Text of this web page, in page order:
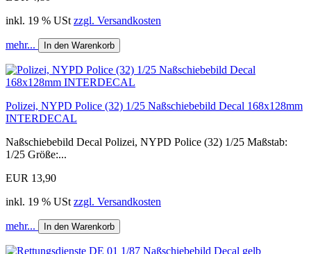
inkl. 19 % USt zzgl. Versandkosten
mehr... In den Warenkorb
Polizei, NYPD Police (32) 1/25 Naßschiebebild Decal 168x128mm
INTERDECAL
Naßschiebebild Decal Polizei, NYPD Police (32) 1/25 Maßstab:
1/25 Größe:...
EUR 13,90
inkl. 19 % USt zzgl. Versandkosten
mehr... In den Warenkorb